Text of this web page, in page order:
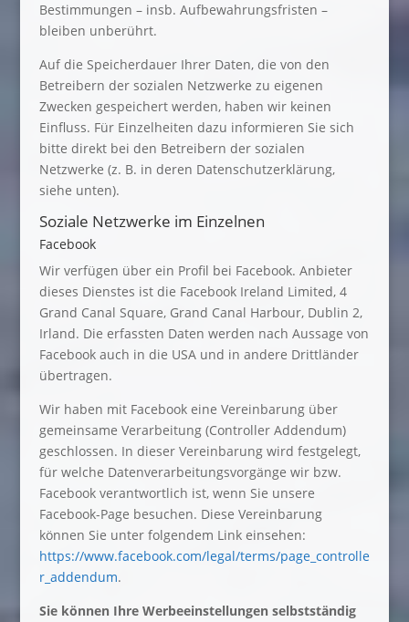
Bestimmungen – insb. Aufbewahrungsfristen –
bleiben unberührt.
Auf die Speicherdauer Ihrer Daten, die von den
Betreibern der sozialen Netzwerke zu eigenen
Zwecken gespeichert werden, haben wir keinen
Einfluss. Für Einzelheiten dazu informieren Sie sich
bitte direkt bei den Betreibern der sozialen
Netzwerke (z. B. in deren Datenschutzerklärung,
siehe unten).
Soziale Netzwerke im Einzelnen
Facebook
Wir verfügen über ein Profil bei Facebook. Anbieter
dieses Dienstes ist die Facebook Ireland Limited, 4
Grand Canal Square, Grand Canal Harbour, Dublin 2,
Irland. Die erfassten Daten werden nach Aussage von
Facebook auch in die USA und in andere Drittländer
übertragen.
Wir haben mit Facebook eine Vereinbarung über
gemeinsame Verarbeitung (Controller Addendum)
geschlossen. In dieser Vereinbarung wird festgelegt,
für welche Datenverarbeitungsvorgänge wir bzw.
Facebook verantwortlich ist, wenn Sie unsere
Facebook-Page besuchen. Diese Vereinbarung
können Sie unter folgendem Link einsehen:
https://www.facebook.com/legal/terms/page_controlle
r_addendum.
Sie können Ihre Werbeeinstellungen selbstständig